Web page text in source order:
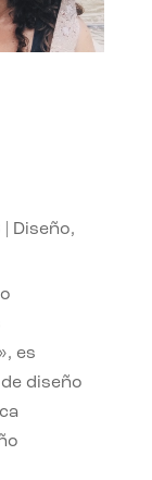
Diseño,
es
diseño